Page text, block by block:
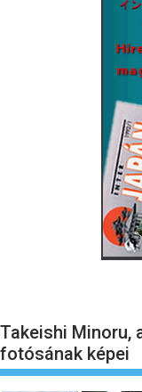
Takeishi Minoru,
fotósának képei